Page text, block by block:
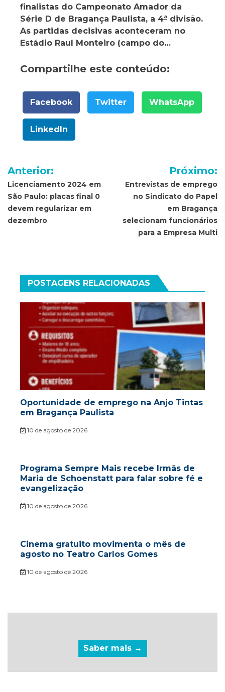
finalistas do Campeonato Amador da
Série D de Bragança Paulista, a 4ª divisão.
As partidas decisivas aconteceram no
Estádio Raul Monteiro (campo do…
Compartilhe este conteúdo:
Facebook Twitter WhatsApp
LinkedIn
Navegação
de
Post
Anterior:
Licenciamento 2024 em
São Paulo: placas final 0
devem regularizar em
dezembro
Próximo:
Entrevistas de emprego
no Sindicato do Papel
em Bragança
selecionam funcionários
para a Empresa Multi
POSTAGENS RELACIONADAS
Oportunidade de emprego na Anjo Tintas
em Bragança Paulista
10 de agosto de 2026
Programa Sempre Mais recebe Irmãs de
Maria de Schoenstatt para falar sobre fé e
evangelização
10 de agosto de 2026
Cinema gratuito movimenta o mês de
agosto no Teatro Carlos Gomes
10 de agosto de 2026
Saber mais →